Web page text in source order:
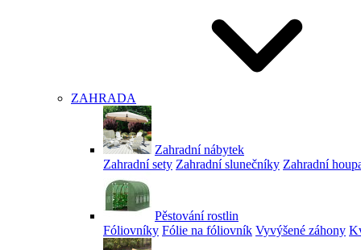
ZAHRADA
Zahradní nábytek
Zahradní sety Zahradní slunečníky Zahradní
Pěstování rostlin
Fóliovníky Fólie na fóliovník Vyvýšené záhony